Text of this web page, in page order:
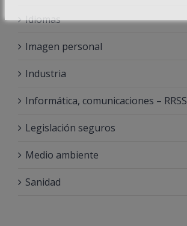
Idiomas
Imagen personal
Industria
Informática, comunicaciones – RRSS
Legislación seguros
Medio ambiente
Sanidad